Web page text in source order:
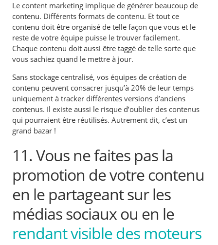
Le content marketing implique de générer beaucoup de
contenu. Différents formats de contenu. Et tout ce
contenu doit être organisé de telle façon que vous et le
reste de votre équipe puisse le trouver facilement.
Chaque contenu doit aussi être taggé de telle sorte que
vous sachiez quand le mettre à jour.
Sans stockage centralisé, vos équipes de création de
contenu peuvent consacrer jusqu’à 20% de leur temps
uniquement à tracker différentes versions d’anciens
contenus. Il existe aussi le risque d’oublier des contenus
qui pourraient être réutilisés. Autrement dit, c’est un
grand bazar !
11. Vous ne faites pas la
promotion de votre contenu
en le partageant sur les
médias sociaux ou en le
rendant visible des moteurs